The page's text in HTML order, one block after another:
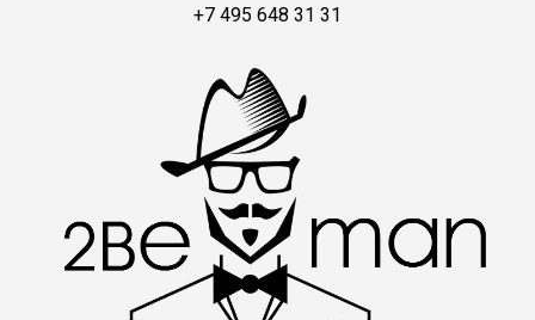
+7 495 648 31 31